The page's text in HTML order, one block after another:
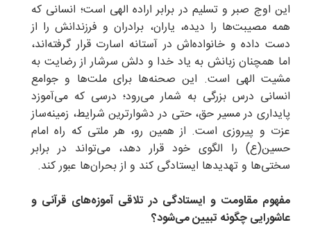
این اوج صبر و تسلیم در برابر اراده الهی است؛ انسانی که
همه مصیبت‌ها را دیده، یاران، برادران و فرزندانش را از
دست داده و خانواده‌اش در آستانه اسارت قرار گرفته‌اند،
اما همچنان زبانش به یاد خدا و دلش سرشار از رضایت به
مشیت الهی است. این صحنه‌ها برای ملت‌ها و جوامع
انسانی درس بزرگی به شمار می‌رود؛ درسی که می‌آموزد
پایداری در مسیر حق، حتی در دشوارترین شرایط، زمینه‌ساز
عزت و پیروزی است. از همین رو، هر ملتی که راه امام
حسین(ع) را الگوی خود قرار دهد، می‌تواند در برابر
سختی‌ها و تهدیدها ایستادگی کند و از بحران‌ها عبور کند.
مفهوم مقاومت و ایستادگی در تلاقی آموزه‌های قرآنی و
عاشورایی چگونه تبیین می‌شود؟